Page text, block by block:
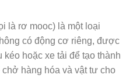
là rơ mooc) là một loại
có động cơ riêng, được
hoặc xe tải để tạo thành
hàng hóa và vật tư cho